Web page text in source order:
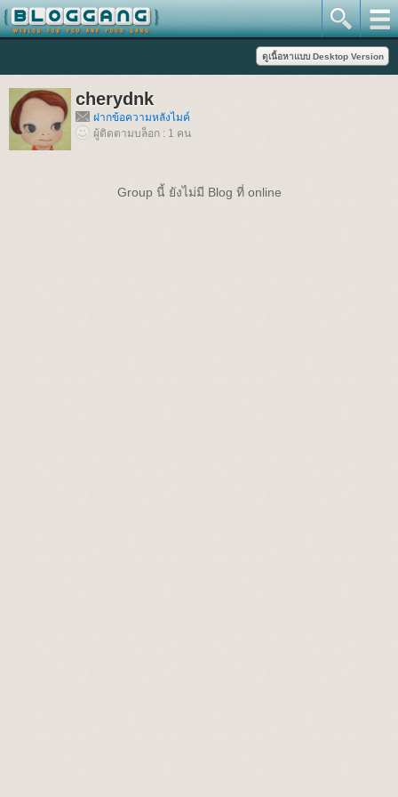
cherydnk
ฝากข้อความหลังไมค์
ผู้ติดตามบล็อก : 1 คน
Group นี้ ยังไม่มี Blog ที่ online